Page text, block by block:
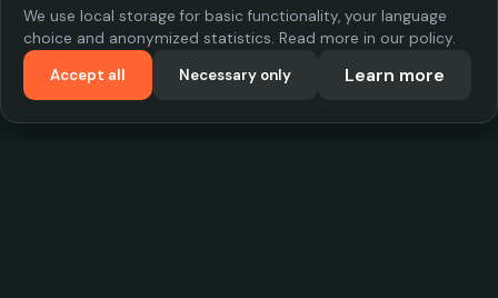
We use local storage for basic functionality, your language
choice and anonymized statistics. Read more in our policy.
Accept all
Necessary only Learn more